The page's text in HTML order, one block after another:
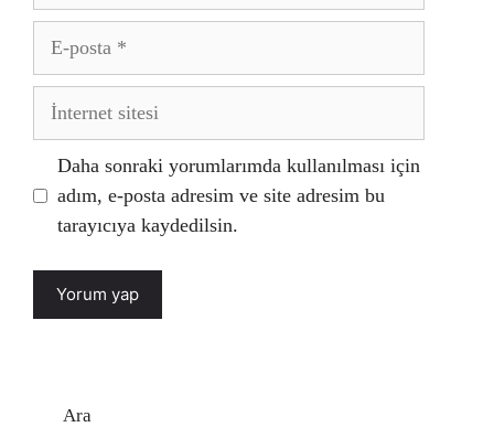
posta
İnternet
Daha sonraki yorumlarımda kullanılması için
adım, e-posta adresim ve site adresim bu
tarayıcıya kaydedilsin.
Ara